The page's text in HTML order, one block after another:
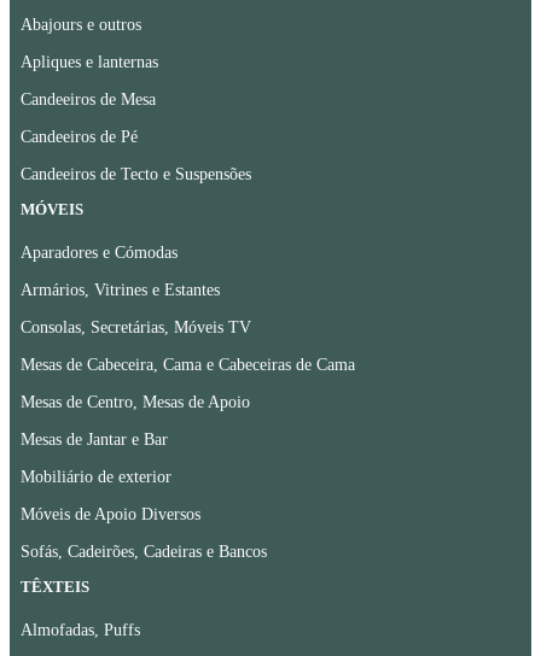
Abajours e outros
Apliques e lanternas
Candeeiros de Mesa
Candeeiros de Pé
Candeeiros de Tecto e Suspensões
MÓVEIS
Aparadores e Cómodas
Armários, Vitrines e Estantes
Consolas, Secretárias, Móveis TV
Mesas de Cabeceira, Cama e Cabeceiras de Cama
Mesas de Centro, Mesas de Apoio
Mesas de Jantar e Bar
Mobiliário de exterior
Móveis de Apoio Diversos
Sofás, Cadeirões, Cadeiras e Bancos
TÊXTEIS
Almofadas, Puffs